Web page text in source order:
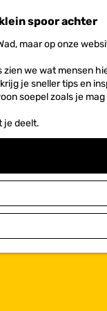
spoor achter
maar op onze
zien we wat mensen
je sneller tips en
soepel zoals je
je deelt.